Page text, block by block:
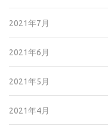
2021年7月
2021年6月
2021年5月
2021年4月